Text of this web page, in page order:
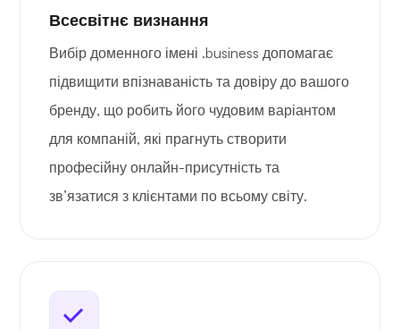
Всесвітнє визнання
Вибір доменного імені .business допомагає
підвищити впізнаваність та довіру до вашого
бренду, що робить його чудовим варіантом
для компаній, які прагнуть створити
професійну онлайн-присутність та
зв’язатися з клієнтами по всьому світу.